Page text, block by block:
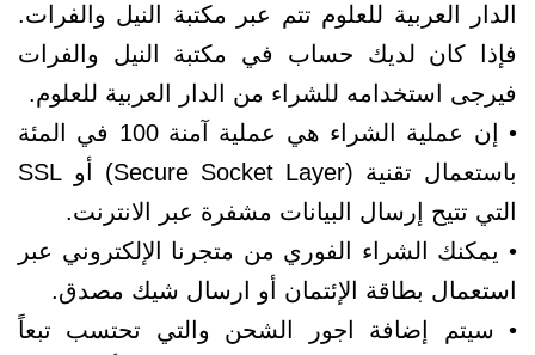
الدار العربية للعلوم تتم عبر مكتبة النيل والفرات.
فإذا كان لديك حساب في مكتبة النيل والفرات
فيرجى استخدامه للشراء من الدار العربية للعلوم.
• إن عملية الشراء هي عملية آمنة 100 في المئة
باستعمال تقنية (Secure Socket Layer) أو SSL
التي تتيح إرسال البيانات مشفرة عبر الانترنت.
• يمكنك الشراء الفوري من متجرنا الإلكتروني عبر
استعمال بطاقة الإئتمان أو ارسال شيك مصدق.
• سيتم إضافة اجور الشحن والتي تحتسب تبعاً